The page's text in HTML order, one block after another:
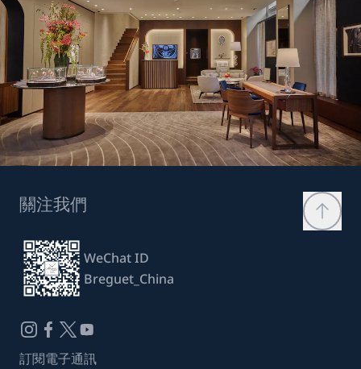
關注我們
WeChat ID
Breguet_China
訂閱電子通訊